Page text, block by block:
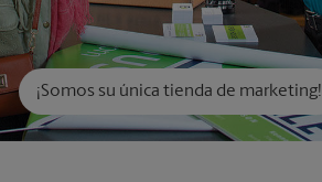
¡Somos su única tienda de marketing!